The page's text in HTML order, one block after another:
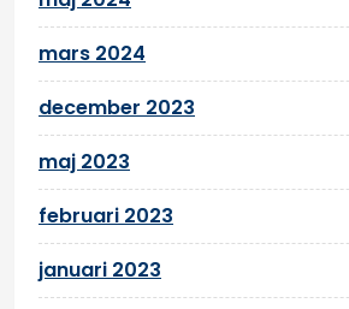
mars 2024
december 2023
maj 2023
februari 2023
januari 2023